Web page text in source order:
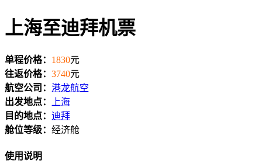
上海至迪拜机票
单程价格： 1830元
往返价格： 3740元
航空公司： 港龙航空
出发地点：
上海
目的地点： 迪拜
舱位等级： 经济舱
使用说明